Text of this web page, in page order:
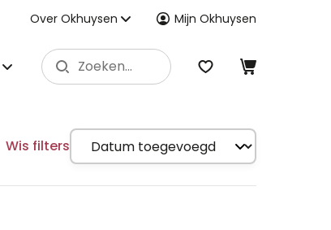
Over Okhuysen Mijn Okhuysen
Wis filters